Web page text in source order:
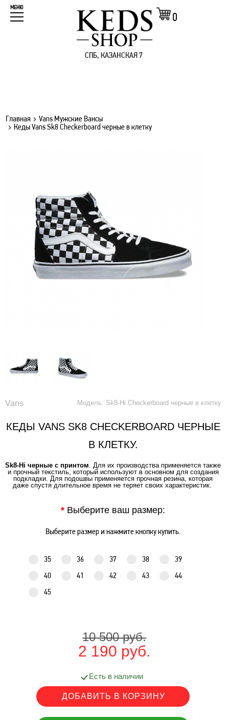
СПБ, КАЗАНСКАЯ 7
МЕНЮ
0
Главная
Vans Мужские Вансы
Кеды Vans Sk8 Checkerboard черные в клетку
Vans Модель: Sk8-Hi Checkerboard черные в клетку
КЕДЫ VANS SK8 CHECKERBOARD ЧЕРНЫЕ
В КЛЕТКУ.
Sk8-Hi черные с принтом. Для их производства применяется также
и прочный текстиль, который используют в основном для создания
подкладки. Для подошвы применяется прочная резина, которая
даже спустя длительное время не теряет своих характеристик.
* Выберите ваш размер:
Выберите размер и нажмите кнопку купить.
35 36 37 38
39
40
41 42 43
44
45
10 500 руб.
2 190 руб.
Есть в наличии